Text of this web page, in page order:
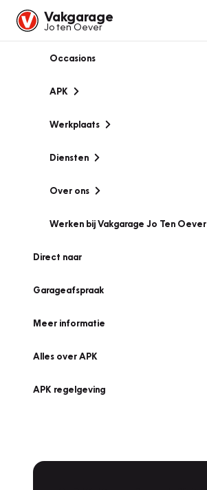
Vakgarage
Jo ten Oever
Occasions
APK
Werkplaats
Diensten
Over ons
Werken bij Vakgarage Jo Ten Oever
Direct naar
Garageafspraak
Meer informatie
Alles over APK
APK regelgeving